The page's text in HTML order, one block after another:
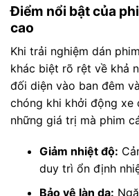
Điểm nổi bật của
cao
Khi trải nghiệm dán
khác biệt rõ rệt về khả
đối diện vào ban đêm
chóng khi khởi động xe
những giá trị mà phim
Giảm nhiệt độ:
duy trì ổn định
Bảo vệ làn da: